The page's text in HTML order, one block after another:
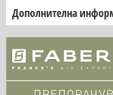
Дополнителна